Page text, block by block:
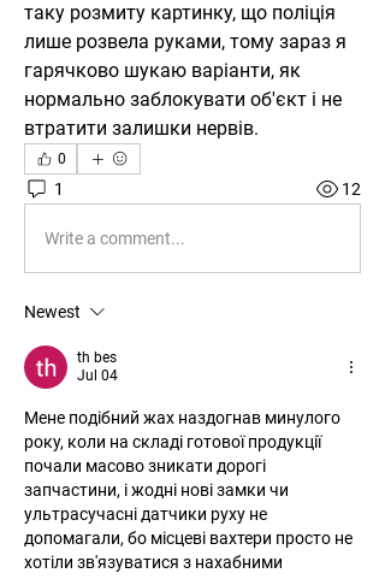
таку розмиту картинку, що поліція
лише розвела руками, тому зараз я
гарячково шукаю варіанти, як
нормально заблокувати об'єкт і не
втратити залишки нервів.
0
1 12
Write a comment...
Newest
th bes
Jul 04
Мене подібний жах наздогнав минулого
року, коли на складі готової продукції
почали масово зникати дорогі
запчастини, і жодні нові замки чи
ультрасучасні датчики руху не
допомагали, бо місцеві вахтери просто не
хотіли зв'язуватися з нахабними